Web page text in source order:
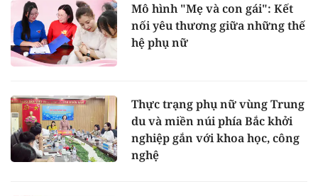
Mô hình "Mẹ và con gái": Kết
nối yêu thương giữa những thế
hệ phụ nữ
Thực trạng phụ nữ vùng Trung
du và miền núi phía Bắc khởi
nghiệp gắn với khoa học, công
nghệ